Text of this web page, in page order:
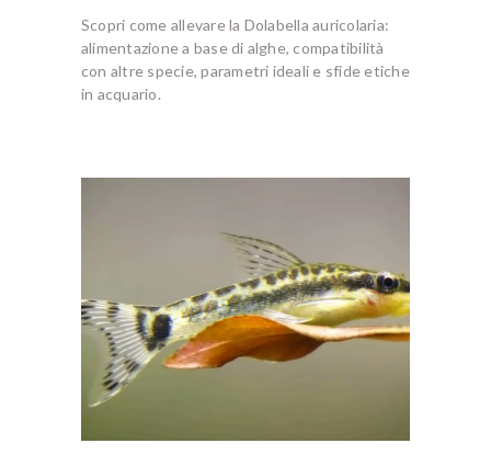
Scopri come allevare la Dolabella auricolaria:
alimentazione a base di alghe, compatibilità
con altre specie, parametri ideali e sfide etiche
in acquario.